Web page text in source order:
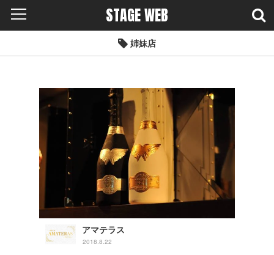
STAGE WEB
姉妹店
アマテラス
2018.8.22